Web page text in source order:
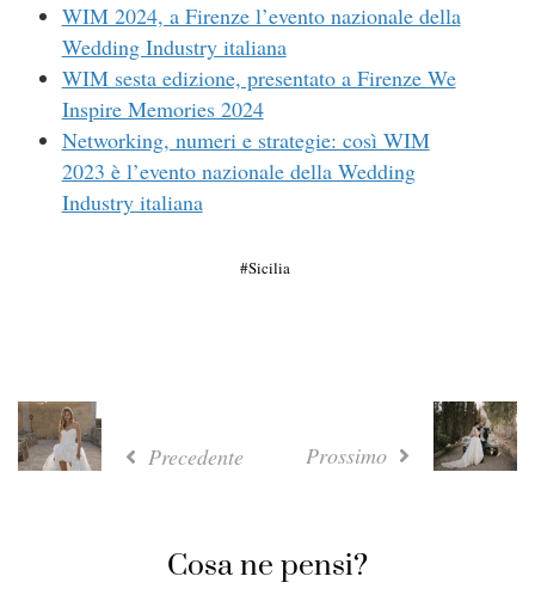
WIM 2024, a Firenze l’evento nazionale della
Wedding Industry italiana
WIM sesta edizione, presentato a Firenze We
Inspire Memories 2024
Networking, numeri e strategie: così WIM
2023 è l’evento nazionale della Wedding
Industry italiana
Sicilia
Precedente Prossimo
Cosa ne pensi?